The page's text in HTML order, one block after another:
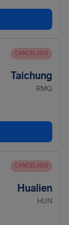
CANCELADO
Taichung
RMQ
CANCELADO
Hualien
HUN